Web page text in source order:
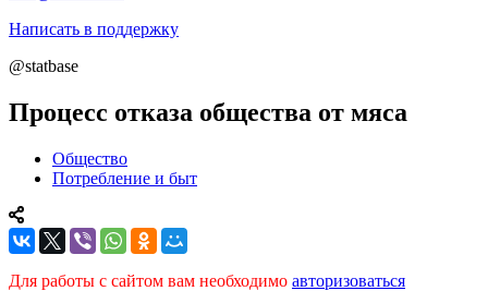
Написать в поддержку
@statbase
Процесс отказа общества от мяса
Общество
Потребление и быт
Для работы с сайтом вам необходимо авторизоваться